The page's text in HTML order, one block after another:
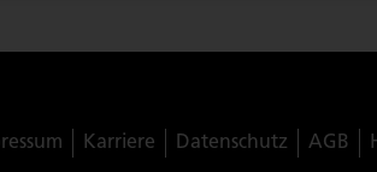
Karriere Datenschutz AGB